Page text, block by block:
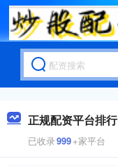
正规配资平台排行
已收录999+家平台